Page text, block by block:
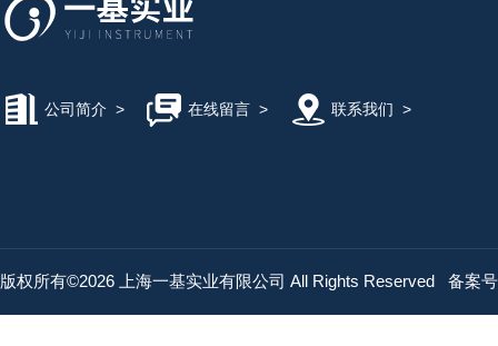
公司简介 > 在线留言> 联系我们 >
版权所有©2026 上海一基实业有限公司 All Rights Reserved 备案